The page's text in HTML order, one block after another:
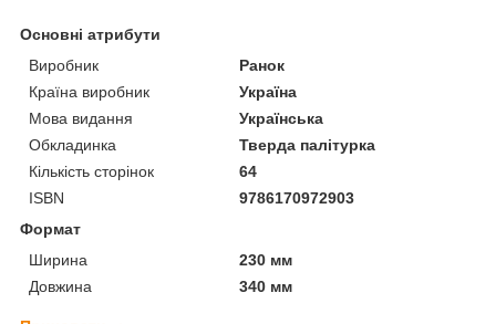
Основні атрибути
Виробник
Ранок
Країна виробник
Україна
Мова видання
Українська
Обкладинка
Тверда палітурка
Кількість сторінок
64
ISBN
9786170972903
Формат
Ширина
230 мм
Довжина
340 мм